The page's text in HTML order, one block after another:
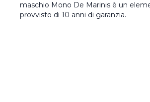
maschio Mono De Marinis è un
provvisto di 10 anni di garanzia.